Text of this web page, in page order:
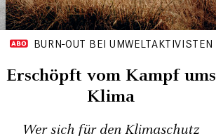
BURN-OUT BEI UMWELTAKTIVISTEN
Erschöpft vom Kampf ums
Klima
Wer sich für den Klimaschutz